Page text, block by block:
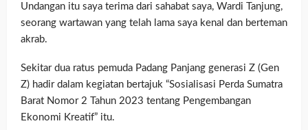
Undangan itu saya terima dari sahabat saya, Wardi Tanjung,
seorang wartawan yang telah lama saya kenal dan berteman
akrab.
Sekitar dua ratus pemuda Padang Panjang generasi Z (Gen
Z) hadir dalam kegiatan bertajuk “Sosialisasi Perda Sumatra
Barat Nomor 2 Tahun 2023 tentang Pengembangan
Ekonomi Kreatif” itu.